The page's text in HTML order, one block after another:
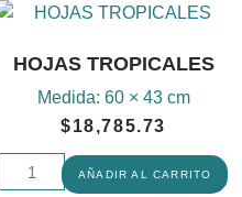
HOJAS TROPICALES
Medida: 60 × 43 cm
$18,785.73
AÑADIR AL CARRITO